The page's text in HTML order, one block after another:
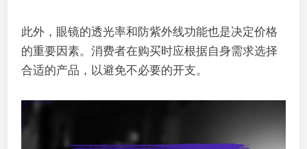
此外，眼镜的透光率和防紫外线功能也是决定价格
的重要因素。消费者在购买时应根据自身需求选择
合适的产品，以避免不必要的开支。